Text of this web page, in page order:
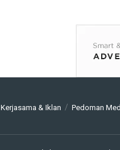
Kerjasama & Iklan Pedoman